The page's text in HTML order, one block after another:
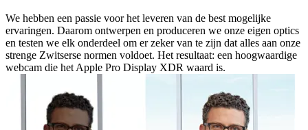
We hebben een passie voor het leveren van de best mogelijke
ervaringen. Daarom ontwerpen en produceren we onze eigen optics
en testen we elk onderdeel om er zeker van te zijn dat alles aan onze
strenge Zwitserse normen voldoet. Het resultaat: een hoogwaardige
webcam die het Apple Pro Display XDR waard is.